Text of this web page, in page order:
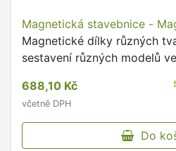
Magnetická stavebnice -
Magnetické dílky různých
sestavení různých modelů
688,10 Kč
včetně DPH
Do